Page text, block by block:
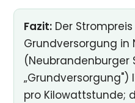
Fazit: Der
Grundversorgung in
(Neubrandenburger
„Grundversorgung")
pro Kilowattstunde;